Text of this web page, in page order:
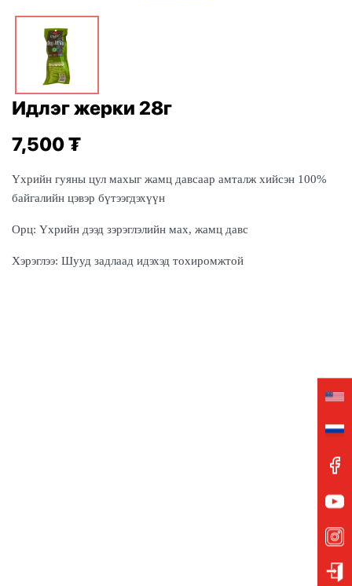
Идлэг жерки 28г
7,500₮
Үхрийн гуяны цул махыг жамц давсаар амталж хийсэн 100%
байгалийн цэвэр бүтээгдэхүүн
Орц: Үхрийн дээд зэрэглэлийн мах, жамц давс
Хэрэглээ: Шууд задлаад идэхэд тохиромжтой